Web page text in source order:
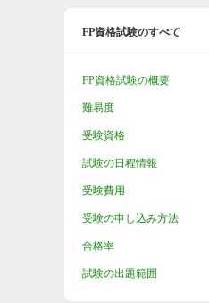
FP資格試験のすべて
FP資格試験の概要
難易度
受験資格
試験の日程情報
受験費用
受験の申し込み方法
合格率
試験の出題範囲